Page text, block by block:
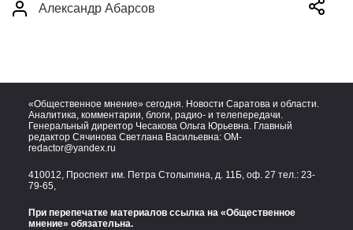
Александр Абарсов
«Общественное мнение» сегодня. Новости Саратова и области.
Аналитика, комментарии, блоги, радио- и телепередачи.
Генеральный директор Чесакова Ольга Юрьевна. Главный
редактор Сячинова Светлана Васильевна: OM-
redactor@yandex.ru
410012, Проспект им. Петра Столыпина, д. 11Б, оф. 27 тел.: 23-
79-65,
При перепечатке материалов ссылка на «Общественное
мнение» обязательна.